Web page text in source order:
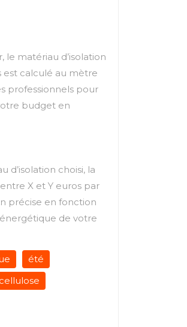
matériau d’isolation
est calculé au mètre
professionnels pour
budget en
d’isolation choisi, la
X et Y euros par
précise en fonction
de votre
été